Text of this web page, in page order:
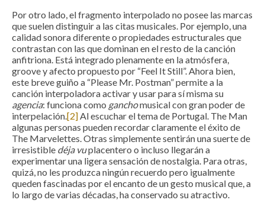
Por otro lado, el fragmento interpolado no posee las marcas
que suelen distinguir a las citas musicales. Por ejemplo, una
calidad sonora diferente o propiedades estructurales que
contrastan con las que dominan en el resto de la canción
anfitriona. Está integrado plenamente en la atmósfera,
groove y afecto propuesto por “Feel It Still”. Ahora bien,
este breve guiño a “Please Mr. Postman” permite a la
canción interpoladora activar y usar para sí misma su
agencia: funciona como ganchomusical con gran poder de
interpelación.[2] Al escuchar el tema de Portugal. The Man
algunas personas pueden recordar claramente el éxito de
The Marvelettes. Otras simplemente sentirán una suerte de
irresistible déja vuplacentero o incluso llegarán a
experimentar una ligera sensación de nostalgia. Para otras,
quizá, no les produzca ningún recuerdo pero igualmente
queden fascinadas por el encanto de un gesto musical que, a
lo largo de varias décadas, ha conservado su atractivo.